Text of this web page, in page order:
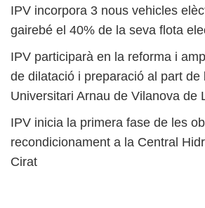
IPV incorpora 3 nous vehicles
gairebé el 40% de la seva flota
IPV participarà en la reforma i
de dilatació i preparació al part de
Universitari Arnau de Vilanova de
IPV inicia la primera fase de les
recondicionament a la Central
Cirat